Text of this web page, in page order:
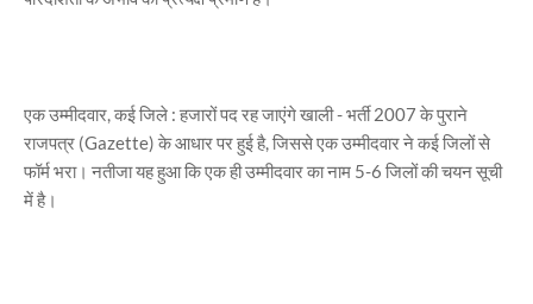
एक उम्मीदवार, कई जिले : हजारों पद रह जाएंगे खाली - भर्ती 2007 के पुराने
राजपत्र (Gazette) के आधार पर हुई है, जिससे एक उम्मीदवार ने कई जिलों से
फॉर्म भरा। नतीजा यह हुआ कि एक ही उम्मीदवार का नाम 5-6 जिलों की चयन सूची
में है।